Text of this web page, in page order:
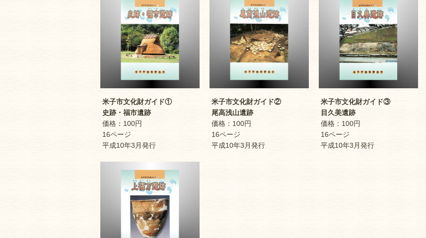
米子市文化財ガイド①
史跡・福市遺跡
価格：100円
16ページ
平成10年3月発行
米子市文化財ガイド②
尾高浅山遺跡
価格：100円
16ページ
平成10年3月発行
米子市文化財ガイド③
目久美遺跡
価格：100円
16ページ
平成10年3月発行